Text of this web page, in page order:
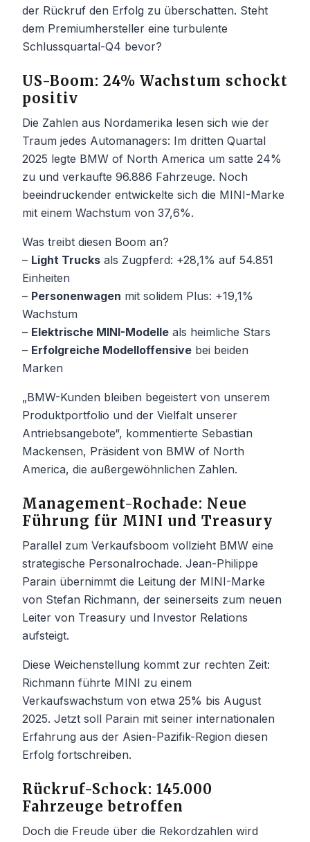
der Rückruf den Erfolg zu überschatten. Steht
dem Premiumhersteller eine turbulente
Schlussquartal-Q4 bevor?
US-Boom: 24% Wachstum schockt
positiv
Die Zahlen aus Nordamerika lesen sich wie der
Traum jedes Automanagers: Im dritten Quartal
2025 legte BMW of North America um satte 24%
zu und verkaufte 96.886 Fahrzeuge. Noch
beeindruckender entwickelte sich die MINI-Marke
mit einem Wachstum von 37,6%.
Was treibt diesen Boom an?
– Light Trucks als Zugpferd: +28,1% auf 54.851
Einheiten
– Personenwagen mit solidem Plus: +19,1%
Wachstum
– Elektrische MINI-Modelle als heimliche Stars
– Erfolgreiche Modelloffensive bei beiden
Marken
„BMW-Kunden bleiben begeistert von unserem
Produktportfolio und der Vielfalt unserer
Antriebsangebote“, kommentierte Sebastian
Mackensen, Präsident von BMW of North
America, die außergewöhnlichen Zahlen.
Management-Rochade: Neue
Führung für MINI und Treasury
Parallel zum Verkaufsboom vollzieht BMW eine
strategische Personalrochade. Jean-Philippe
Parain übernimmt die Leitung der MINI-Marke
von Stefan Richmann, der seinerseits zum neuen
Leiter von Treasury und Investor Relations
aufsteigt.
Diese Weichenstellung kommt zur rechten Zeit:
Richmann führte MINI zu einem
Verkaufswachstum von etwa 25% bis August
2025. Jetzt soll Parain mit seiner internationalen
Erfahrung aus der Asien-Pazifik-Region diesen
Erfolg fortschreiben.
Rückruf-Schock: 145.000
Fahrzeuge betroffen
Doch die Freude über die Rekordzahlen wird